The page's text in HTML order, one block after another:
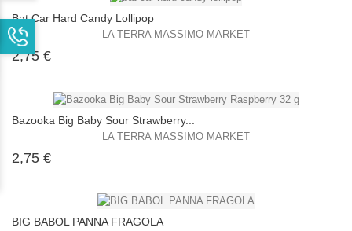
Bat Car Hard Candy Lollipop
LA TERRA MASSIMO MARKET
2,75 €Prezzo
Bazooka Big Baby Sour Strawberry...
LA TERRA MASSIMO MARKET
2,75 €Prezzo
BIG BABOL PANNA FRAGOLA